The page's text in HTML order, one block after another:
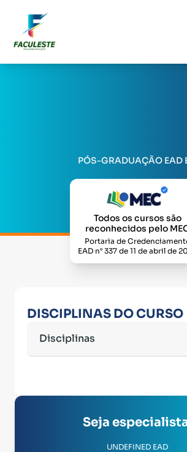
PÓS-GRADUAÇÃO EAD
Todos os cursos são
reconhecidos pelo
Portaria de
EAD n° 337 de 11 de abril de
DISCIPLINAS DO CURSO
Disciplinas
Seja
UNDEFINED EAD